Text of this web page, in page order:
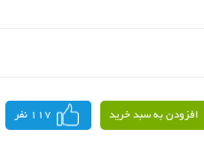
افزودن به سبد خرید 117 نفر